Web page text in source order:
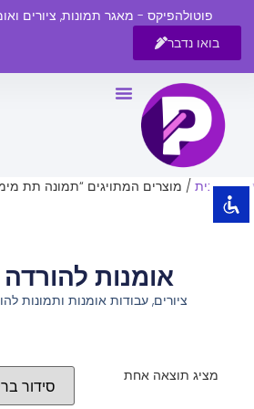
visibility_off השבת את ההבזקים
title סמן כותרות
צבע רקע
zoom_out
הקטנת גופן
הגדלת גופן
ניגודיות בהירה
פוטולהפיקס - מאגר תמונות, ציורים
בואו נדבר
עמוד הבית / מוצרים המתויגים “תמונה תת
אומנות
ציורים, עבודות אומנות ותמונות
מציג תוצאה אחת